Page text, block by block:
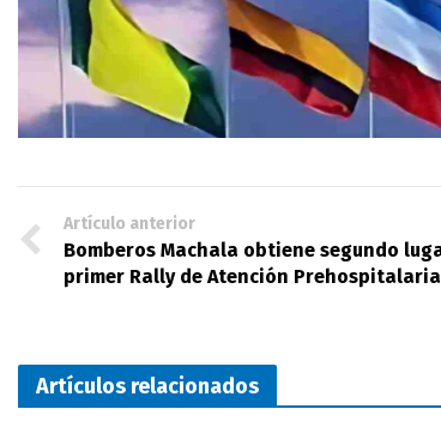
Artículo anterior
Bomberos Machala obtiene segundo
primer Rally de Atención Prehospitalaria
Artículos relacionados